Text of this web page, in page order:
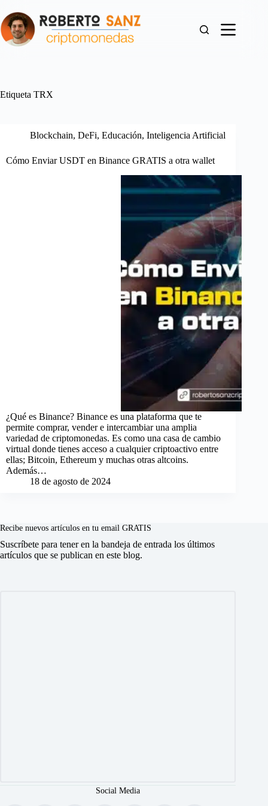
al
contenido
Etiqueta TRX
Blockchain, DeFi, Educación, Inteligencia Artificial
Cómo Enviar USDT en Binance GRATIS a otra wallet
¿Qué es Binance? Binance es una plataforma que te
permite comprar, vender e intercambiar una amplia
variedad de criptomonedas. Es como una casa de cambio
virtual donde tienes acceso a cualquier criptoactivo entre
ellas; Bitcoin, Ethereum y muchas otras altcoins.
Además…
18 de agosto de 2024
Recibe nuevos artículos en tu email GRATIS
Suscríbete para tener en la bandeja de entrada los últimos
artículos que se publican en este blog.
Social Media